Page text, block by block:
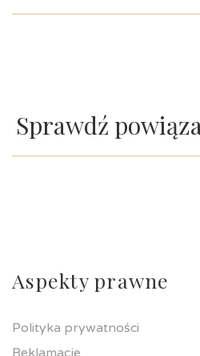
Sprawdź
Aspekty prawne
Polityka prywatności
Reklamacje